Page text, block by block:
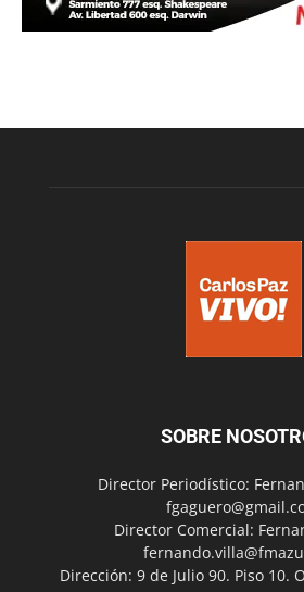
SOBRE
Director Periodístico:
Director Comercial:
Dirección: 9 de Julio 90. Piso 10.